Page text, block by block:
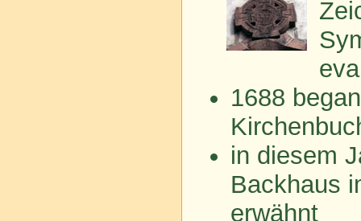
1688
in diesem
Backhaus
erwähnt